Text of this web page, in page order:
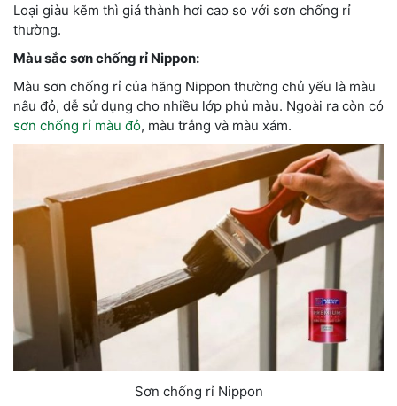
Loại giàu kẽm thì giá thành hơi cao so với sơn chống rỉ
thường.
Màu sắc sơn chống rỉ Nippon:
Màu sơn chống rỉ của hãng Nippon thường chủ yếu là màu
nâu đỏ, dễ sử dụng cho nhiều lớp phủ màu. Ngoài ra còn có
sơn chống rỉ màu đỏ, màu trắng và màu xám.
Sơn chống rỉ Nippon